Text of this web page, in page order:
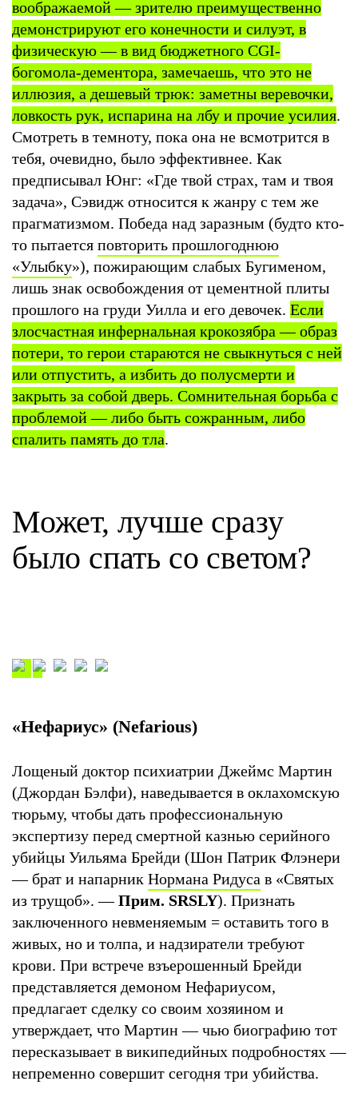
воображаемой — зрителю преимущественно
демонстрируют его конечности и силуэт, в
физическую — в вид бюджетного CGI-
богомола-дементора, замечаешь, что это не
иллюзия, а дешевый трюк: заметны веревочки,
ловкость рук, испарина на лбу и прочие усилия.
Смотреть в темноту, пока она не всмотрится в
тебя, очевидно, было эффективнее. Как
предписывал Юнг: «Где твой страх, там и твоя
задача», Сэвидж относится к жанру с тем же
прагматизмом. Победа над заразным (будто кто-
то пытается повторить прошлогоднюю
«Улыбку»), пожирающим слабых Бугименом,
лишь знак освобождения от цементной плиты
прошлого на груди Уилла и его девочек. Если
злосчастная инфернальная крокозябра — образ
потери, то герои стараются не свыкнуться с ней
или отпустить, а избить до полусмерти и
закрыть за собой дверь. Сомнительная борьба с
проблемой — либо быть сожранным, либо
спалить память до тла.
Может, лучше сразу
было спать со светом?
«Нефариус» (Nefarious)
Лощеный доктор психиатрии Джеймс Мартин
(Джордан Бэлфи), наведывается в оклахомскую
тюрьму, чтобы дать профессиональную
экспертизу перед смертной казнью серийного
убийцы Уильяма Брейди (Шон Патрик Флэнери
— брат и напарник Нормана Ридуса в «Святых
из трущоб». —Прим. SRSLY). Признать
заключенного невменяемым = оставить того в
живых, но и толпа, и надзиратели требуют
крови. При встрече взъерошенный Брейди
представляется демоном Нефариусом,
предлагает сделку со своим хозяином и
утверждает, что Мартин — чью биографию тот
пересказывает в википедийных подробностях —
непременно совершит сегодня три убийства.